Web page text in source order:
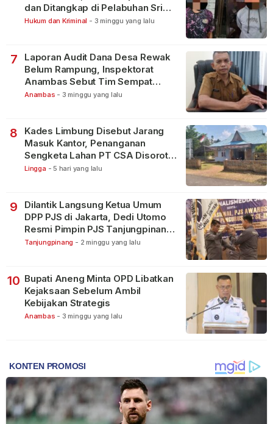
dan Ditangkap di Pelabuhan Sri
Bintan Pura
Hukum dan Kriminal - 3 minggu yang lalu
7
Laporan Audit Dana Desa Rewak
Belum Rampung, Inspektorat
Anambas Sebut Tim Sempat
Terbagi Tangani Kasus Lain
Anambas - 3 minggu yang lalu
8
Kades Limbung Disebut Jarang
Masuk Kantor, Penanganan
Sengketa Lahan PT CSA Disorot
Warga
Lingga - 5 hari yang lalu
9
Dilantik Langsung Ketua Umum
DPP PJS di Jakarta, Dedi Utomo
Resmi Pimpin PJS Tanjungpinang-
Bintan
Tanjungpinang - 2 minggu yang lalu
10 Bupati Aneng Minta OPD Libatkan
Kejaksaan Sebelum Ambil
Kebijakan Strategis
Anambas - 3 minggu yang lalu